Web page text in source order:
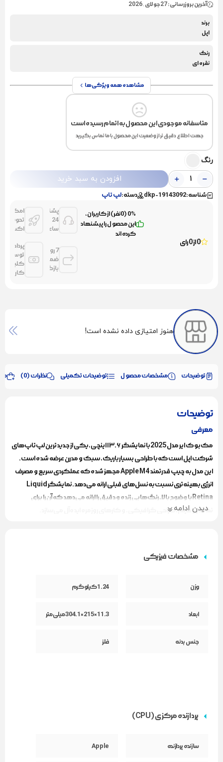
آخرین بروزرسانی : 27 جولای , 2026
برند
اپل
رنگ
نقره ای
مشاهده همه ویژگی‌ها
متاسفانه موجودی این محصول به اتمام رسیده است
جهت اطلاع دقیق تر از وضعیت این محصول با ما تماس بگیرید
رنگ
افزودن به سبد خرید
شناسه:dkp-19143092 دسته:لپ تاپ
0 از 0 رای
0% (0نفر) از کاربران،
این محصول را پیشنهاد
کرده اند
پشتیانی
24
ساعته
امکان
تحویل
7 روز
ضمانت
بازگشت
پرداخت
توسط
کلیه
کارتها
هنوز امتیازی داده نشده است!
توضیحات مشخصات محصول توضیحات تکمیلی نظرات (0)
توضیحات
معرفی
مک‌بوک ایر مدل 2025 با نمایشگر ۱۳.۶ اینچی، یکی از جدیدترین لپ‌تاپ‌های
شرکت اپل است که با طراحی بسیار باریک، سبک و مدرن عرضه شده است.
این مدل به چیپ قدرتمند Apple M4 مجهز شده که عملکردی سریع و مصرف
انرژی بهینه‌تری نسبت به نسل‌های قبلی ارائه می‌دهد. نمایشگر Liquid
Retina با وضوح بالا، رنگ‌هایی زنده و دقیق را ارائه می‌دهد که آن را برای
تماشای فیلم، طراحی گرافیکی، و کارهای روزمره ایده‌آل می‌سازد.
سیستم‌عامل macOS با امکانات جدید، تجربه‌ای روان و یکپارچه را فراهم
انواع لوازم جانبی را فراهم می‌سازد.
اکنون قدرت پردازشی و گرافیکی بیشتر، قابلیت‌های هوش مصنوعی
دیدن ادامه
مشخصات فیزیکی
وزن 1.24 کیلوگرم
ابعاد 11.3×215×304.1 میلی‌‌متر
جنس بدنه فلز
پردازنده مرکزی (CPU)
سازنده پردازنده Apple